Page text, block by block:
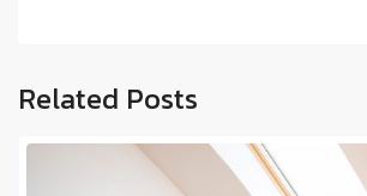
Related Posts